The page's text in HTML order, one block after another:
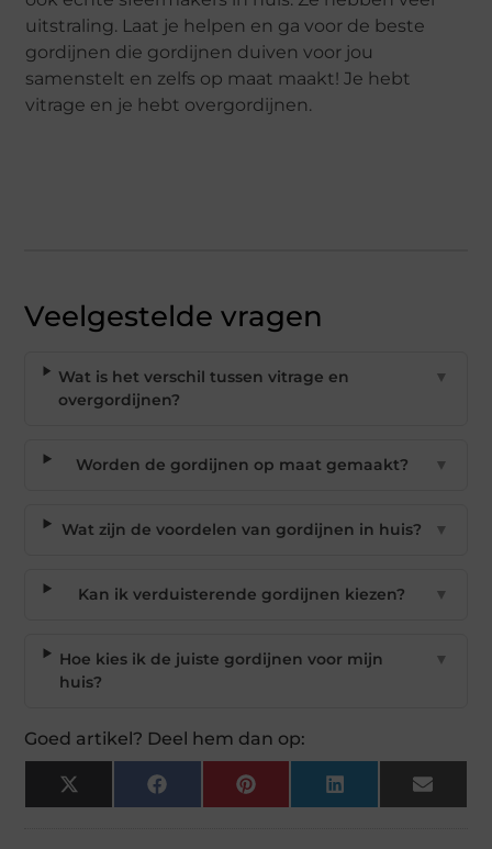
uitstraling. Laat je helpen en ga voor de beste
gordijnen die gordijnen duiven voor jou
samenstelt en zelfs op maat maakt! Je hebt
vitrage en je hebt overgordijnen.
Veelgestelde vragen
Wat is het verschil tussen vitrage en
overgordijnen?
▼
Worden de gordijnen op maat gemaakt? ▼
Wat zijn de voordelen van gordijnen in huis? ▼
Kan ik verduisterende gordijnen kiezen? ▼
Hoe kies ik de juiste gordijnen voor mijn
huis?
▼
Goed artikel? Deel hem dan op:
X
(Twitter)
Facebook Pinterest LinkedIn Email